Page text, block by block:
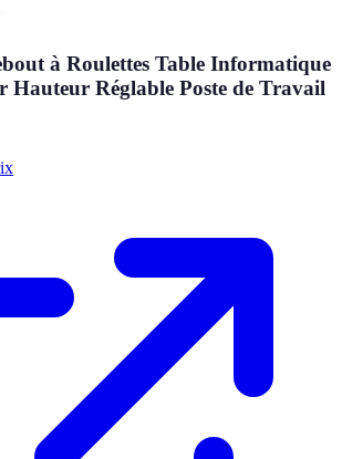
à Roulettes Table Informatique
Réglable Poste de Travail